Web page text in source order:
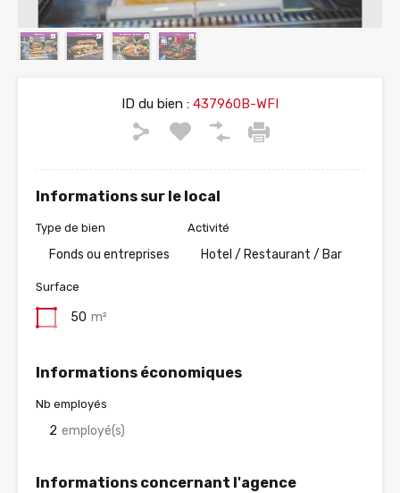
ID du bien : 437960B-WFI
Informations sur le local
Type de bien
Fonds ou entreprises
Activité
Hotel / Restaurant / Bar
Surface
50 m²
Informations économiques
Nb employés
2 employé(s)
Informations concernant l'agence